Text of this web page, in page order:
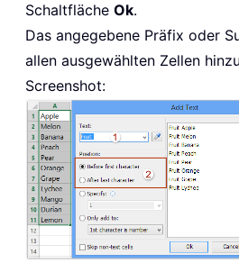
Schaltfläche Ok.
Das angegebene Präfix oder
allen ausgewählten Zellen
Screenshot: